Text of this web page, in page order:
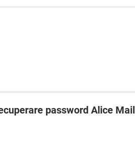
password Alice Mail